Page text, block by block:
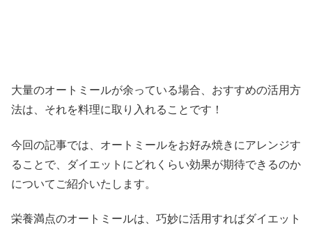
大量のオートミールが余っている場合、おすすめの活用方
法は、それを料理に取り入れることです！
今回の記事では、オートミールをお好み焼きにアレンジす
ることで、ダイエットにどれくらい効果が期待できるのか
についてご紹介いたします。
栄養満点のオートミールは、巧妙に活用すればダイエット